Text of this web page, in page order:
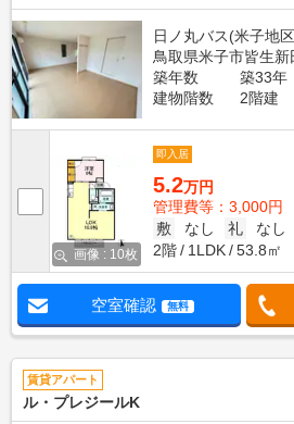
日ノ丸バス(米子地
鳥取県米子市皆生新
築年数
築33年
建物階数
2階建
画像 : 10枚
即入居
5.2万円
管理費等：3,000円
敷
なし 礼
なし
2階
1LDK 53.8㎡
空室確認 無料
賃貸アパート
ル・プレジールK